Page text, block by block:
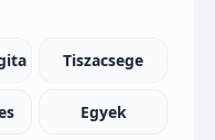
Tiszacsege
Egyek